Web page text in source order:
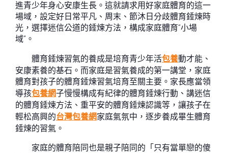
進青少年身心安康生長。這就請求用好家庭體育的這一
場域，設定好日常平凡、周末、節沐日分歧體育錘煉時
光，選擇迷信公道的錘煉方法，構成家庭體育“小場
域”。
體育錘煉習氣的養成是培育青少年活包養動才能、
安康素養的基石。而家庭是習氣養成的第一講堂，家庭
體育對孩子的體育錘煉習氣培育至關主要。家長應當領
導孩包養網子慢慢構成有紀律的體育錘煉行動、講迷信
的體育錘煉方法、重平安的體育錘煉認識等，讓孩子在
輕松高興的台灣包養網家庭氣氛中，逐步養成畢生體育
錘煉的習氣。
家庭的體育陪同也是親子陪同的「只有當單戀的傻